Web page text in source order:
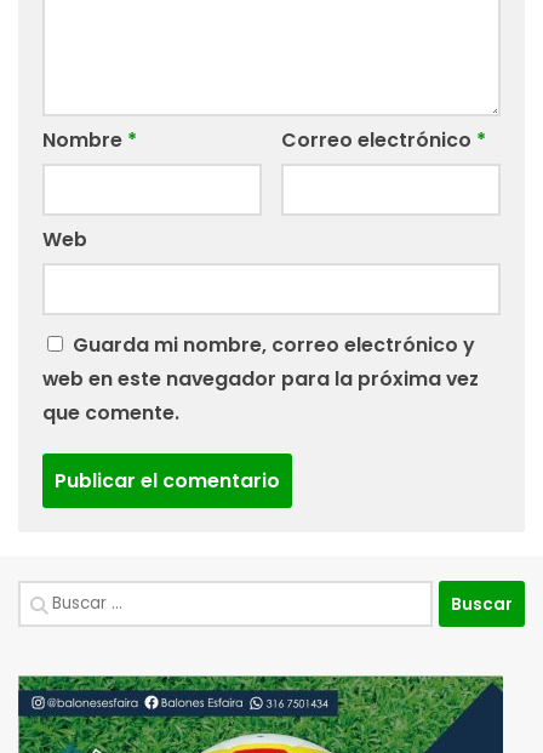
Nombre * Correo electrónico *
Web
Guarda mi nombre, correo electrónico y
web en este navegador para la próxima vez
que comente.
Buscar: